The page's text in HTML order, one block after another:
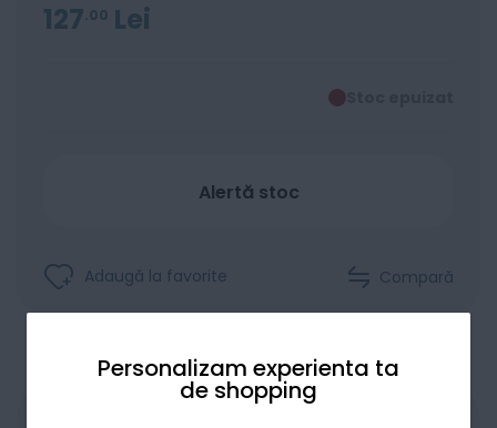
Personalizam experienta ta
de shopping
127 00 Lei
Alertă stoc
Adaugă la favorite Compară